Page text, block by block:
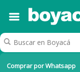
Comprar por Whatsapp